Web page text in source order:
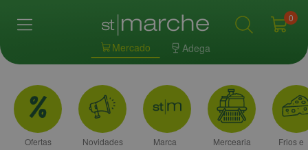
Mercado Adega
0
Ofertas Novidades
Marca
Mercearia
Frios e